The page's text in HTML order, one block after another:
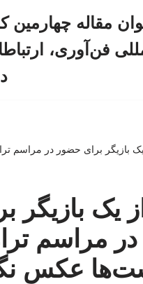
مقاله چهارمین
فن‌آوری،
یک بازیگر برای حضور در مراسم
از یک بازیگر
مراسم
عکس